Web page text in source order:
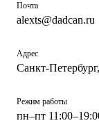
Почта
alexts@dadcan.ru
Адрес
Санкт-
Режим работы
пн–пт